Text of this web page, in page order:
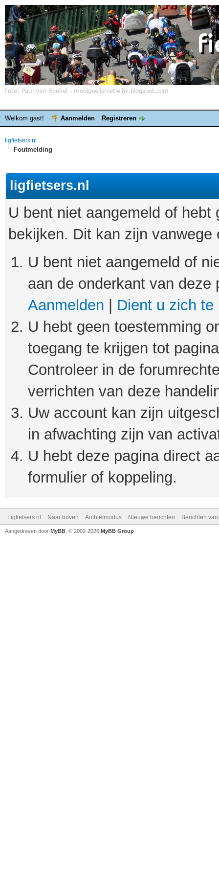
Welkom gast! Aanmelden Registreren
ligfietsers.nl
Foutmelding
ligfietsers.nl
U bent niet aangemeld of
bekijken. Dit kan zijn
U bent niet aangemeld of
aan de onderkant van
Aanmelden
Dient u zich te
U hebt geen toestemming
toegang te krijgen tot
Controleer in de
verrichten van deze
Uw account kan zijn
in afwachting zijn van
U hebt deze pagina direct
formulier of koppeling.
Ligfietsers.nl Naar boven Archiefmodus Nieuwe berichten Berichten
Aangedreven door MyBB , © 2002-2026 MyBB Group